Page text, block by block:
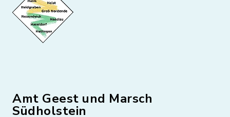
Amt Geest und Marsch
Südholstein